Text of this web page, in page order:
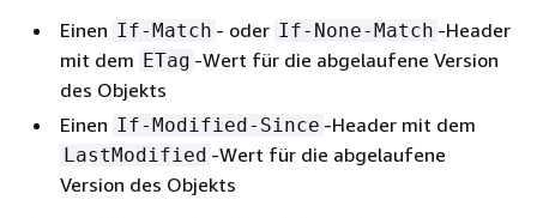
Einen If-Match - oder If-None-Match -Header
mit dem ETag -Wert für die abgelaufene Version
des Objekts
Einen If-Modified-Since -Header mit dem
LastModified -Wert für die abgelaufene
Version des Objekts